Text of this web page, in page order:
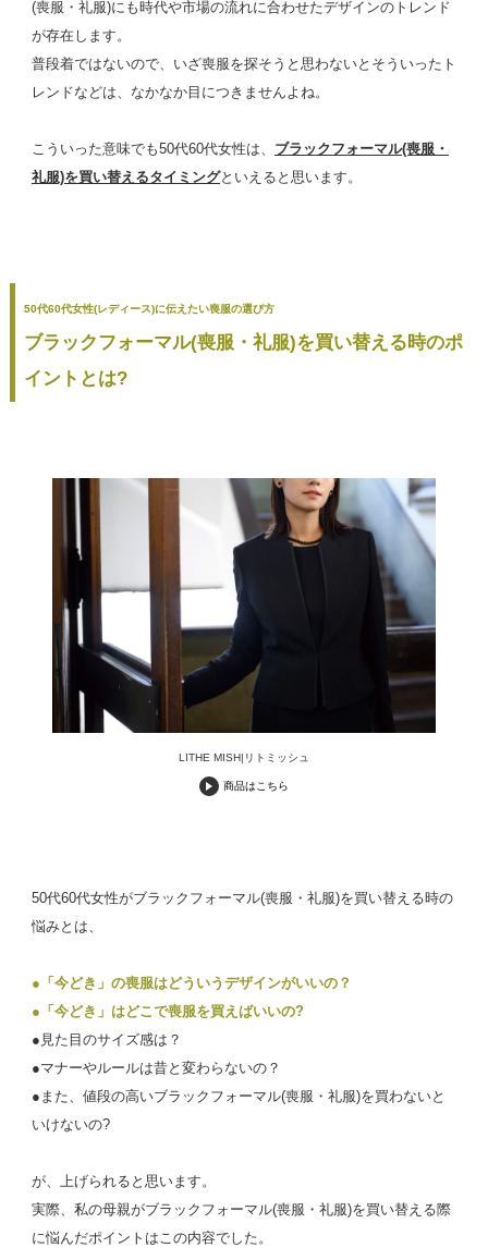
(喪服・礼服)にも時代や市場の流れに合わせたデザインのトレンド
が存在します。
普段着ではないので、いざ喪服を探そうと思わないとそういったト
レンドなどは、なかなか目につきませんよね。
こういった意味でも50代60代女性は、 ブラックフォーマル(喪服・
礼服)を買い替えるタイミングといえると思います。
50代60代女性(レディース)に伝えたい喪服の選び方
ブラックフォーマル(喪服・礼服)を買い替える時のポ
イントとは?
LITHE MISH|リトミッシュ
商品はこちら
50代60代女性がブラックフォーマル(喪服・礼服)を買い替える時の
悩みとは、
●「今どき」の喪服はどういうデザインがいいの？
●「今どき」はどこで喪服を買えばいいの?
●見た目のサイズ感は？
●マナーやルールは昔と変わらないの？
●また、値段の高いブラックフォーマル(喪服・礼服)を買わないと
いけないの?
が、上げられると思います。
実際、私の母親がブラックフォーマル(喪服・礼服)を買い替える際
に悩んだポイントはこの内容でした。